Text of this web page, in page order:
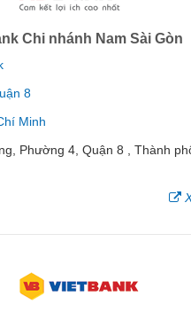
Chi nhánh Nam Sài Gòn
8
Minh
Phường 4, Quận 8 , Thành